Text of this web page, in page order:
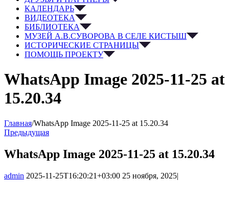
КАЛЕНДАРЬ
ВИДЕОТЕКА
БИБЛИОТЕКА
МУЗЕЙ А.В.СУВОРОВА В СЕЛЕ КИСТЫШ
ИСТОРИЧЕСКИЕ СТРАНИЦЫ
ПОМОЩЬ ПРОЕКТУ
WhatsApp Image 2025-11-25 at
15.20.34
Главная/WhatsApp Image 2025-11-25 at 15.20.34
Предыдущая
WhatsApp Image 2025-11-25 at 15.20.34
admin 2025-11-25T16:20:21+03:00 25 ноября, 2025|